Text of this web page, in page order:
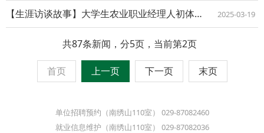
【生涯访谈故事】大学生农业职业经理人初体验——访优秀校友刘悦 2025-03-19
共87条新闻，分5页，当前第2页
首页 上一页 下一页 末页
单位招聘预约（南绣山110室） 029-87082460
就业信息维护（南绣山110室） 029-87082036